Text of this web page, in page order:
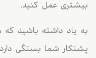
بیشتری عمل کنید.
به یاد داشته باشید
پشتکار شما بستگی دارد.